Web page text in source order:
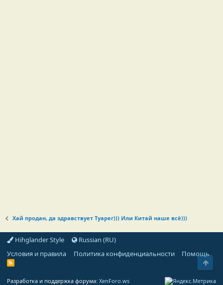
Хай продан, да здравствует Туарег))) Или Китай наше всё)))
Hihglander Style
Russian (RU)
Условия и правила
Политика конфиденциальности Помощь
R
Разработка и поддержка форума: XenForo.ws